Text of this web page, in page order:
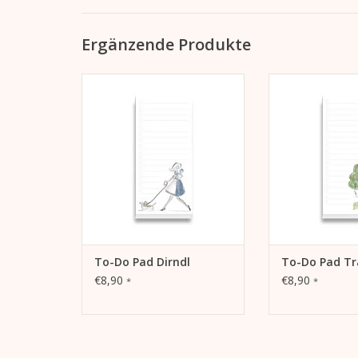
Ergänzende Produkte
Abhaken von Erledigungen,
To-Do Pad Dirndl
€8,90 *
der
ZUM
To-Do Pad
€8,90 *